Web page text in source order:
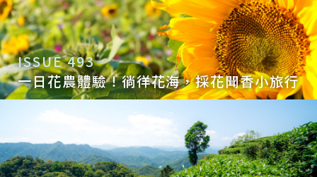
Q8：在 Dear b&b 創業十年來的變與不
變？
A8：我最大的變，就是從「妹仔」變「地方
媽媽」（笑）！也很感謝 Dear b&b，因為
Dear b&b 才會認識我現在的先生，因而有
了小孩、成為媽媽。2014 年我們去上海演
講，朋友牽線接待我們因而認識；2017 年
ISSUE 493
一日花農體驗！徜徉花海，採花聞香小旅行